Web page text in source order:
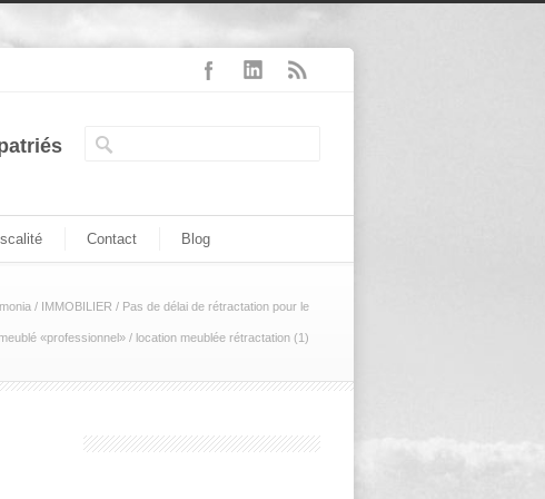
Contact Blog
/ IMMOBILIER / Pas de délai de rétractation pour le
«professionnel» / location meublée rétractation (1)